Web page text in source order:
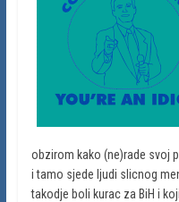
obzirom kako (ne)rade svoj
i tamo sjede ljudi slicnog
takodje boli kurac za BiH i